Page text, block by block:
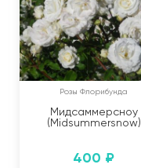
Розы Флорибунда
Мидсаммерсноу
(Midsummersnow)
400 ₽